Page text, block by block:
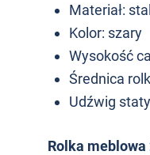
Materiał:
Kolor: szary
Wysokość
Średnica
Udźwig
Rolka meblowa